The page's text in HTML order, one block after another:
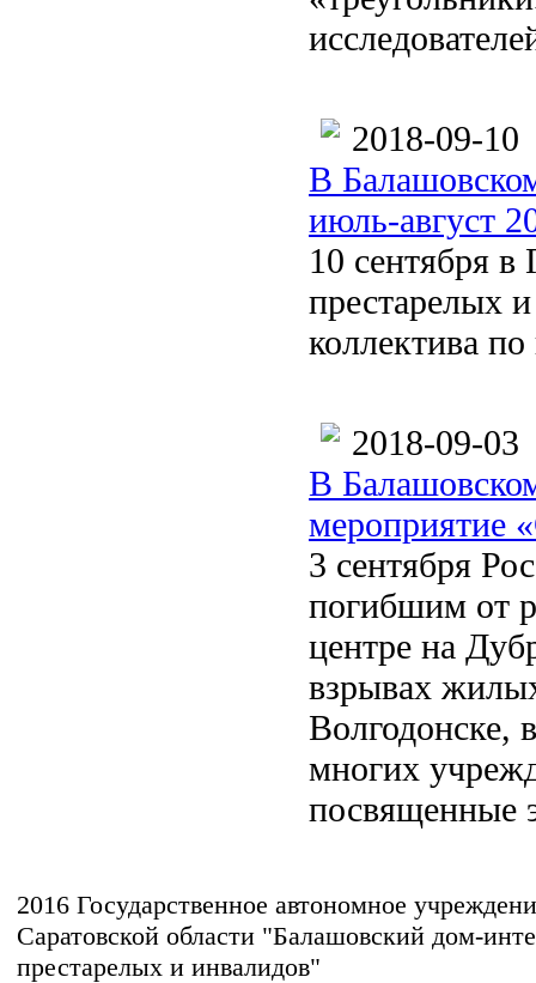
2018-09-10
В
июль-август
10 сентября
престарелых
коллектива
2018-09-03
В
мероприятие
3 сентября
погибшим от
центре на
взрывах
Волгодонске,
многих
посвященные
2016 Государственное автономное
Саратовской области "Балашовский дом-
престарелых и инвалидов"